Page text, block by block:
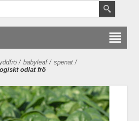
/ babyleaf / spenat /
odlat frö